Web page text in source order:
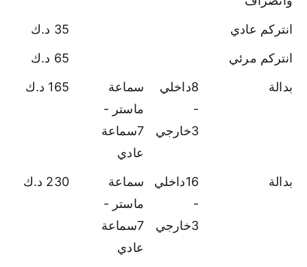
انتركم عادي
35 د.ك
انتركم مرئي
65 د.ك
بدالة
8داخلي
-
3خارجي
سماعة
ماستر -
7سماعة
عادي
165 د.ك
بدالة
16داخلي
-
3خارجي
سماعة
ماستر -
7سماعة
عادي
230 د.ك